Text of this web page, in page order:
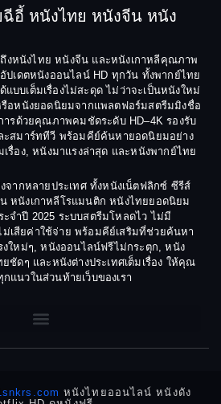
Comedy ตลก
of-age ชีวิตวัยรุ่น
อาชญากรรม
อาชญากรรม
Culture
Dance เต้น
Comedy ตลกร้าย
DC
Detective
1991
1987
1985
1983
1981
1978
1973
1971
1969
1964
ฉีอี้ หนังไทย หนังจีน หนัง
งหนังไทย หนังจีน และหนังเกาหลีคุณภาพ
ปเดตหนังออนไลน์ HD ทุกวัน ทั้งพากย์ไทย
บบเต็มเรื่องไม่สะดุด ไม่ว่าจะเป็นหนังใหม่
รือหนังยอดนิยมจากแพลตฟอร์มสตรีมมิงชื่อ
ารด้วยคุณภาพคมชัดระดับ HD–4K รองรับ
ะสมาร์ททีวี พร้อมคีย์ค้นหายอดนิยมอย่าง
รื่อง, หนังมาแรงล่าสุด และหนังพากย์ไทย
งจากหลายประเทศ ทั้งหนังเน็ตฟลิกซ์ ซีรีส์
หนังเกาหลีโรแมนติก หนังไทยยอดนิยม
จำปี 2025 ระบบสตรีมโหลดไว ไม่มี
สียค่าใช้จ่าย พร้อมคีย์เสริมที่ช่วยค้นหา
ใหม่ๆ, หนังออนไลน์ฟรีไม่กระตุก, หนัง
ชัดๆ และหนังต่างประเทศเต็มเรื่อง ให้คุณ
แนวในส่วนท้ายเว็บของเรา
หนังไทยออนไลน์ หนังดัง